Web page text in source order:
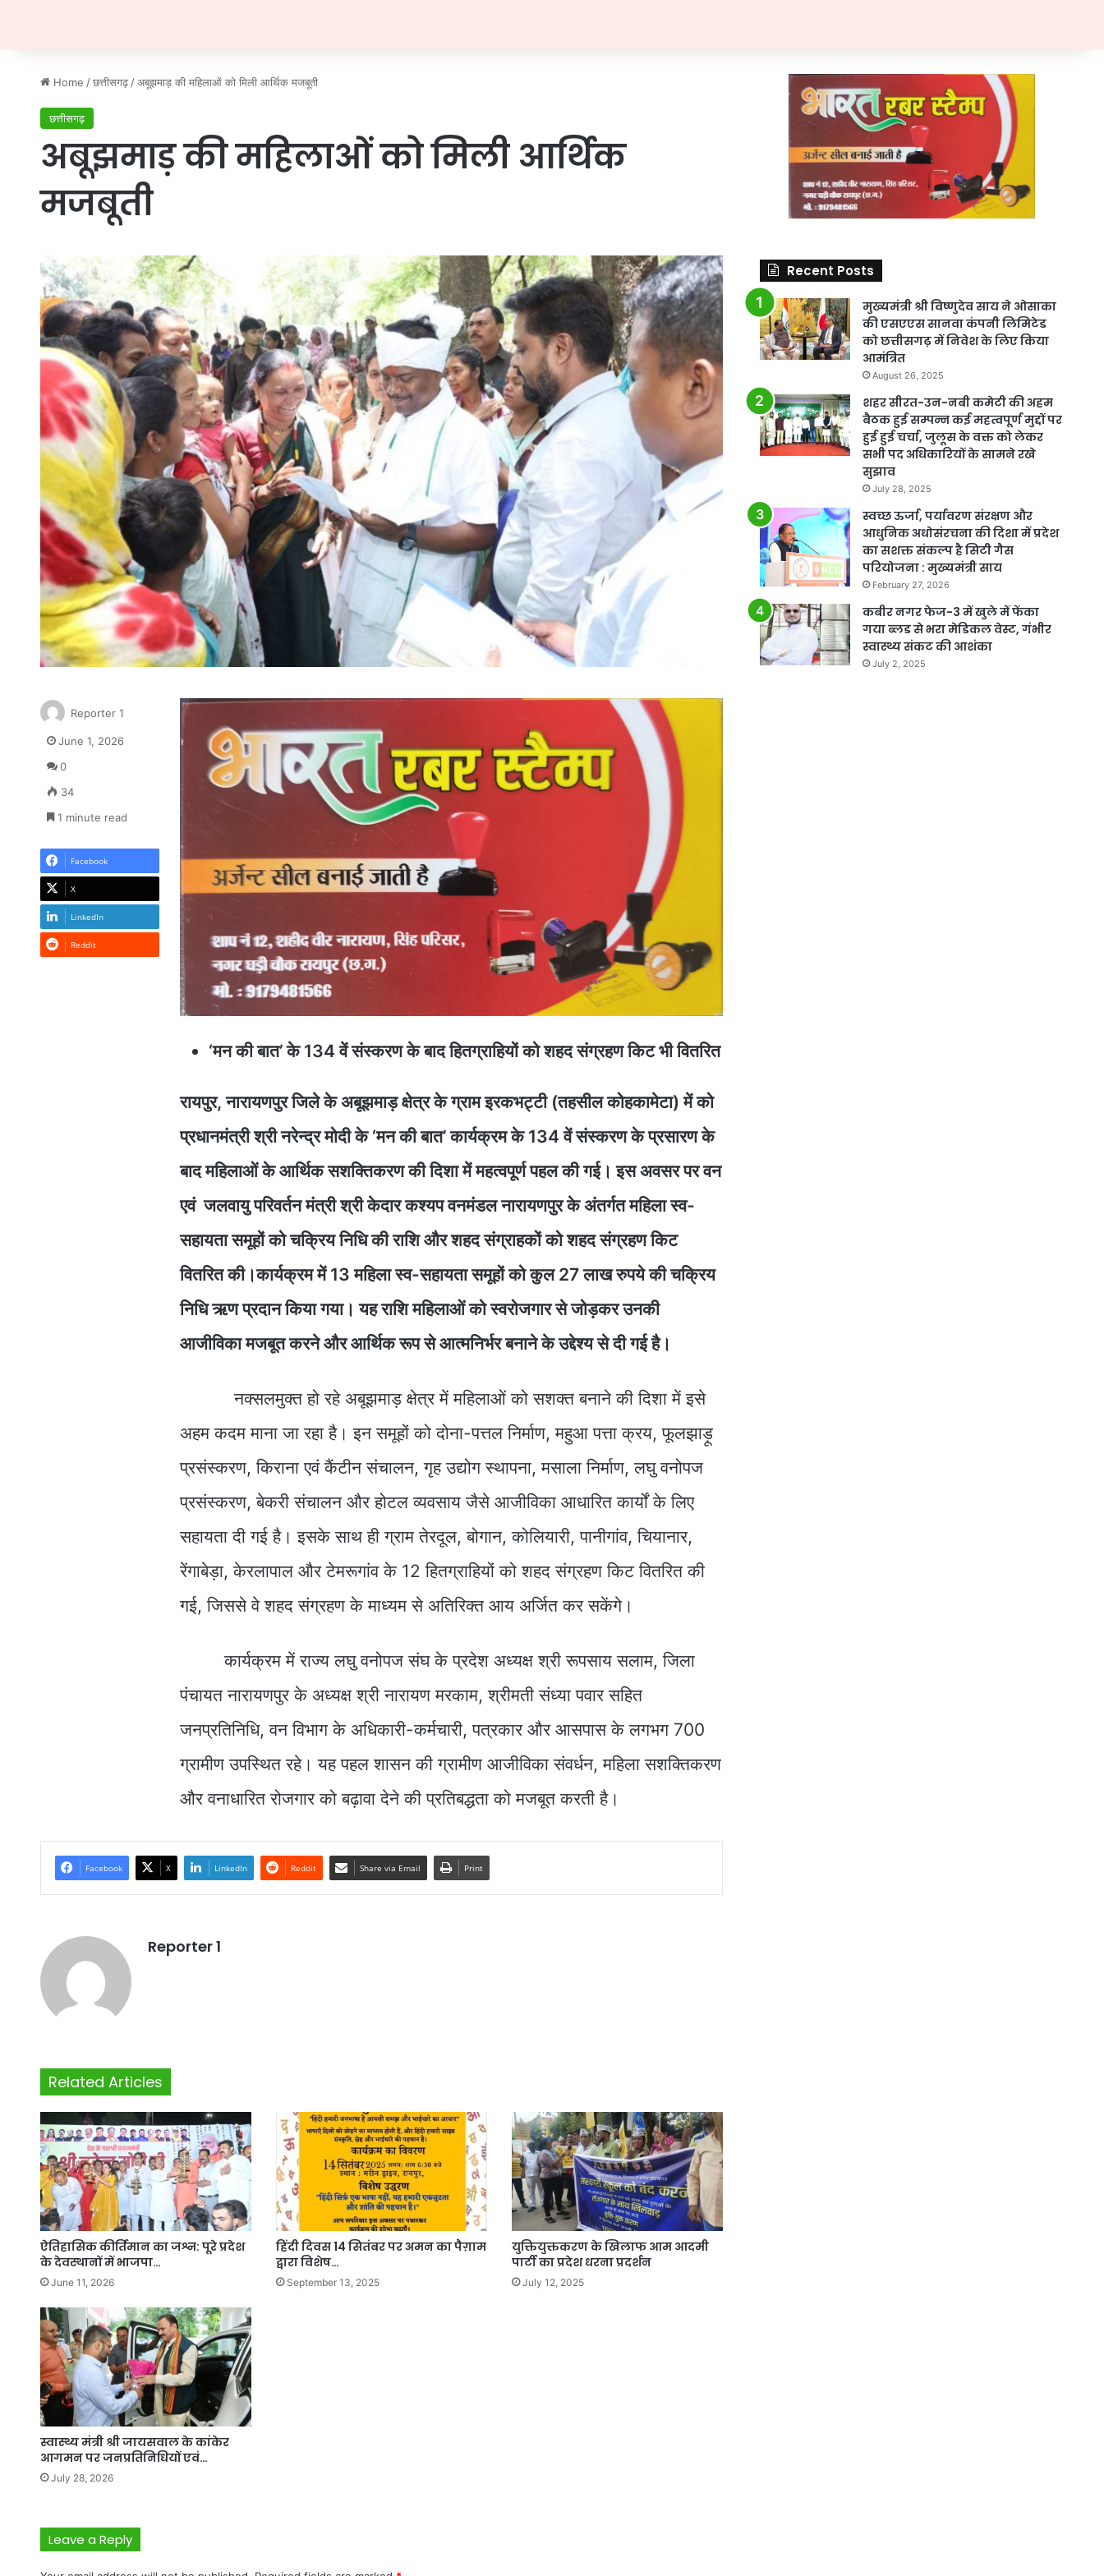
Home / छत्तीसगढ़ / अबूझमाड़ की महिलाओं को मिली आर्थिक मजबूती
छत्तीसगढ़
अबूझमाड़ की महिलाओं को मिली आर्थिक
मजबूती
‘मन की बात’ के 134 वें संस्करण के बाद हितग्राहियों को शहद संग्रहण किट भी वितरित
रायपुर, नारायणपुर जिले के अबूझमाड़ क्षेत्र के ग्राम इरकभट्टी (तहसील कोहकामेटा) में को
प्रधानमंत्री श्री नरेन्द्र मोदी के ‘मन की बात’ कार्यक्रम के 134 वें संस्करण के प्रसारण के
बाद महिलाओं के आर्थिक सशक्तिकरण की दिशा में महत्वपूर्ण पहल की गई। इस अवसर पर वन
एवं जलवायु परिवर्तन मंत्री श्री केदार कश्यप वनमंडल नारायणपुर के अंतर्गत महिला स्व-
सहायता समूहों को चक्रिय निधि की राशि और शहद संग्राहकों को शहद संग्रहण किट
वितरित की।कार्यक्रम में 13 महिला स्व-सहायता समूहों को कुल 27 लाख रुपये की चक्रिय
निधि ऋण प्रदान किया गया। यह राशि महिलाओं को स्वरोजगार से जोड़कर उनकी
आजीविका मजबूत करने और आर्थिक रूप से आत्मनिर्भर बनाने के उद्देश्य से दी गई है।
नक्सलमुक्त हो रहे अबूझमाड़ क्षेत्र में महिलाओं को सशक्त बनाने की दिशा में इसे
अहम कदम माना जा रहा है। इन समूहों को दोना-पत्तल निर्माण, महुआ पत्ता क्रय, फूलझाड़ू
प्रसंस्करण, किराना एवं कैंटीन संचालन, गृह उद्योग स्थापना, मसाला निर्माण, लघु वनोपज
प्रसंस्करण, बेकरी संचालन और होटल व्यवसाय जैसे आजीविका आधारित कार्यों के लिए
सहायता दी गई है। इसके साथ ही ग्राम तेरदूल, बोगान, कोलियारी, पानीगांव, चियानार,
रेंगाबेड़ा, केरलापाल और टेमरूगांव के 12 हितग्राहियों को शहद संग्रहण किट वितरित की
गई, जिससे वे शहद संग्रहण के माध्यम से अतिरिक्त आय अर्जित कर सकेंगे।
कार्यक्रम में राज्य लघु वनोपज संघ के प्रदेश अध्यक्ष श्री रूपसाय सलाम, जिला
पंचायत नारायणपुर के अध्यक्ष श्री नारायण मरकाम, श्रीमती संध्या पवार सहित
जनप्रतिनिधि, वन विभाग के अधिकारी-कर्मचारी, पत्रकार और आसपास के लगभग 700
ग्रामीण उपस्थित रहे। यह पहल शासन की ग्रामीण आजीविका संवर्धन, महिला सशक्तिकरण
और वनाधारित रोजगार को बढ़ावा देने की प्रतिबद्धता को मजबूत करती है।
Reporter 1
June 1, 2026
0
34
1 minute read
Facebook
X
LinkedIn
Reddit
Facebook X LinkedIn Reddit Share via Email Print
Reporter 1
Related Articles
ऐतिहासिक कीर्तिमान का जश्न: पूरे प्रदेश
के देवस्थानों में भाजपा…
June 11, 2026
हिंदी दिवस 14 सितंबर पर अमन का पैग़ाम
द्वारा विशेष…
September 13, 2025
युक्तियुक्तकरण के खिलाफ आम आदमी
पार्टी का प्रदेश धरना प्रदर्शन
July 12, 2025
स्वास्थ्य मंत्री श्री जायसवाल के कांकेर
आगमन पर जनप्रतिनिधियों एवं…
July 28, 2026
Leave a Reply
Recent Posts
मुख्यमंत्री श्री विष्णुदेव साय ने ओसाका
की एसएएस सानवा कंपनी लिमिटेड
को छत्तीसगढ़ में निवेश के लिए किया
आमंत्रित
August 26, 2025
शहर सीरत-उन-नबी कमेटी की अहम
बैठक हुई सम्पन्न कई महत्वपूर्ण मुद्दों पर
हुई हुई चर्चा, जुलूस के वक्त को लेकर
सभी पद अधिकारियों के सामने रखे
सुझाव
July 28, 2025
स्वच्छ ऊर्जा, पर्यावरण संरक्षण और
आधुनिक अधोसंरचना की दिशा में प्रदेश
का सशक्त संकल्प है सिटी गैस
परियोजना : मुख्यमंत्री साय
February 27, 2026
कबीर नगर फेज-3 में खुले में फेंका
गया ब्लड से भरा मेडिकल वेस्ट, गंभीर
स्वास्थ्य संकट की आशंका
July 2, 2025